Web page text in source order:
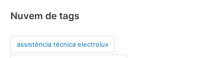
Nuvem de tags
assistência técnica electrolux